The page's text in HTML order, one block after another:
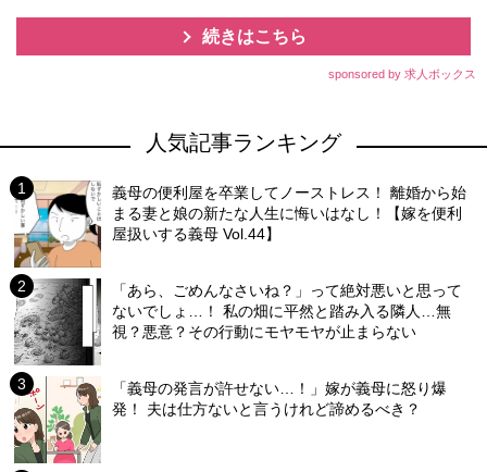
続きはこちら
sponsored by 求人ボックス
人気記事ランキング
義母の便利屋を卒業してノーストレス！ 離婚から始
まる妻と娘の新たな人生に悔いはなし！【嫁を便利
屋扱いする義母 Vol.44】
「あら、ごめんなさいね？」って絶対悪いと思って
ないでしょ…！ 私の畑に平然と踏み入る隣人…無
視？悪意？その行動にモヤモヤが止まらない
「義母の発言が許せない…！」嫁が義母に怒り爆
発！ 夫は仕方ないと言うけれど諦めるべき？